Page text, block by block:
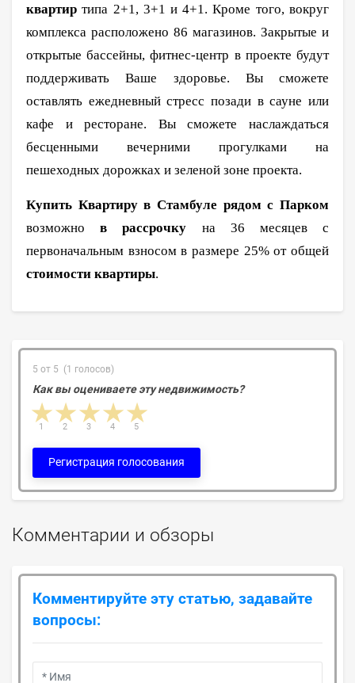
квартир типа 2+1, 3+1 и 4+1. Кроме того, вокруг
комплекса расположено 86 магазинов. Закрытые и
открытые бассейны, фитнес-центр в проекте будут
поддерживать Ваше здоровье. Вы сможете
оставлять ежедневный стресс позади в сауне или
кафе и ресторане. Вы сможете наслаждаться
бесценными вечерними прогулками на
пешеходных дорожках и зеленой зоне проекта.
Купить Квартиру в Стамбуле рядом с Парком
возможно в рассрочку на 36 месяцев с
первоначальным взносом в размере 25% от общей
стоимости квартиры.
5 от 5 (1 голосов)
Как вы оцениваете эту недвижимость?
4 stars
3 stars
2 stars
1 star 5
4
3
2
1
Регистрация голосования
Комментарии и обзоры
Комментируйте эту статью, задавайте
вопросы: